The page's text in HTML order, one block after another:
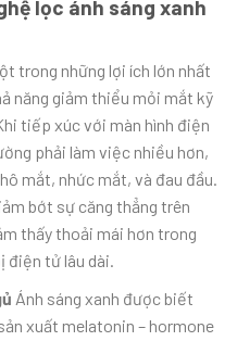
lọc ánh sáng xanh
trong những lợi ích lớn nhất
năng giảm thiểu mỏi mắt kỹ
tiếp xúc với màn hình điện
phải làm việc nhiều hơn,
mắt, nhức mắt, và đau đầu.
bớt sự căng thẳng trên
thấy thoải mái hơn trong
điện tử lâu dài.
Ánh sáng xanh được biết
xuất melatonin – hormone